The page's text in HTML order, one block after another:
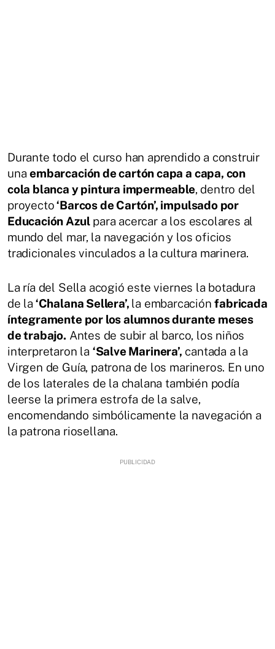
Durante todo el curso han aprendido a construir
unaembarcación de cartón capa a capa, con
cola blanca y pintura impermeable, dentro del
proyecto‘Barcos de Cartón’, impulsado por
Educación Azulpara acercar a los escolares al
mundo del mar, la navegación y los oficios
tradicionales vinculados a la cultura marinera.
La ría del Sella acogió este viernes la botadura
de la ‘Chalana Sellera’, la embarcaciónfabricada
íntegramente por los alumnos durante meses
de trabajo. Antes de subir al barco, los niños
interpretaron la ‘Salve Marinera’, cantada a la
Virgen de Guía, patrona de los marineros. En uno
de los laterales de la chalana también podía
leerse la primera estrofa de la salve,
encomendando simbólicamente la navegación a
la patrona riosellana.